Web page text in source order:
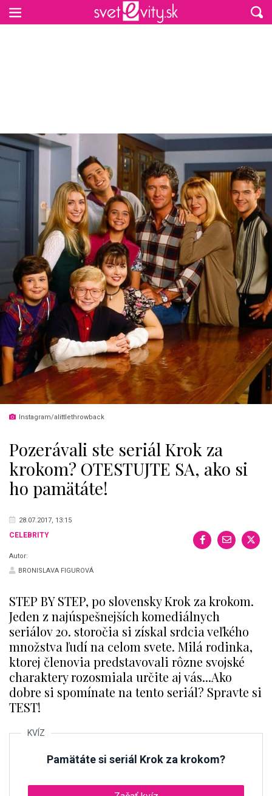
Instagram/alittlethrowback
Pozerávali ste seriál Krok za
krokom? OTESTUJTE SA, ako si
ho pamätáte!
28.07.2017, 13:15
CELEBRITY
Autor:
BRONISLAVA FIGUROVÁ
STEP BY STEP, po slovensky Krok za krokom.
Jeden z najúspešnejších komediálnych
seriálov 20. storočia si získal srdcia veľkého
množstva ľudí na celom svete. Milá rodinka,
ktorej členovia predstavovali rôzne svojské
charaktery rozosmiala určite aj vás...Ako
dobre si spomínate na tento seriál? Spravte si
TEST!
Pamätáte si seriál Krok za krokom?